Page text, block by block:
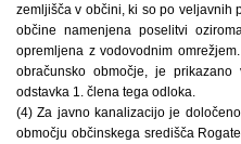
zemljišča v občini, ki so po veljavnih
občine namenjena poselitvi
opremljena z vodovodnim
obračunsko območje, je
odstavka 1. člena tega odloka.
(4) Za javno kanalizacijo je
območju občinskega središča